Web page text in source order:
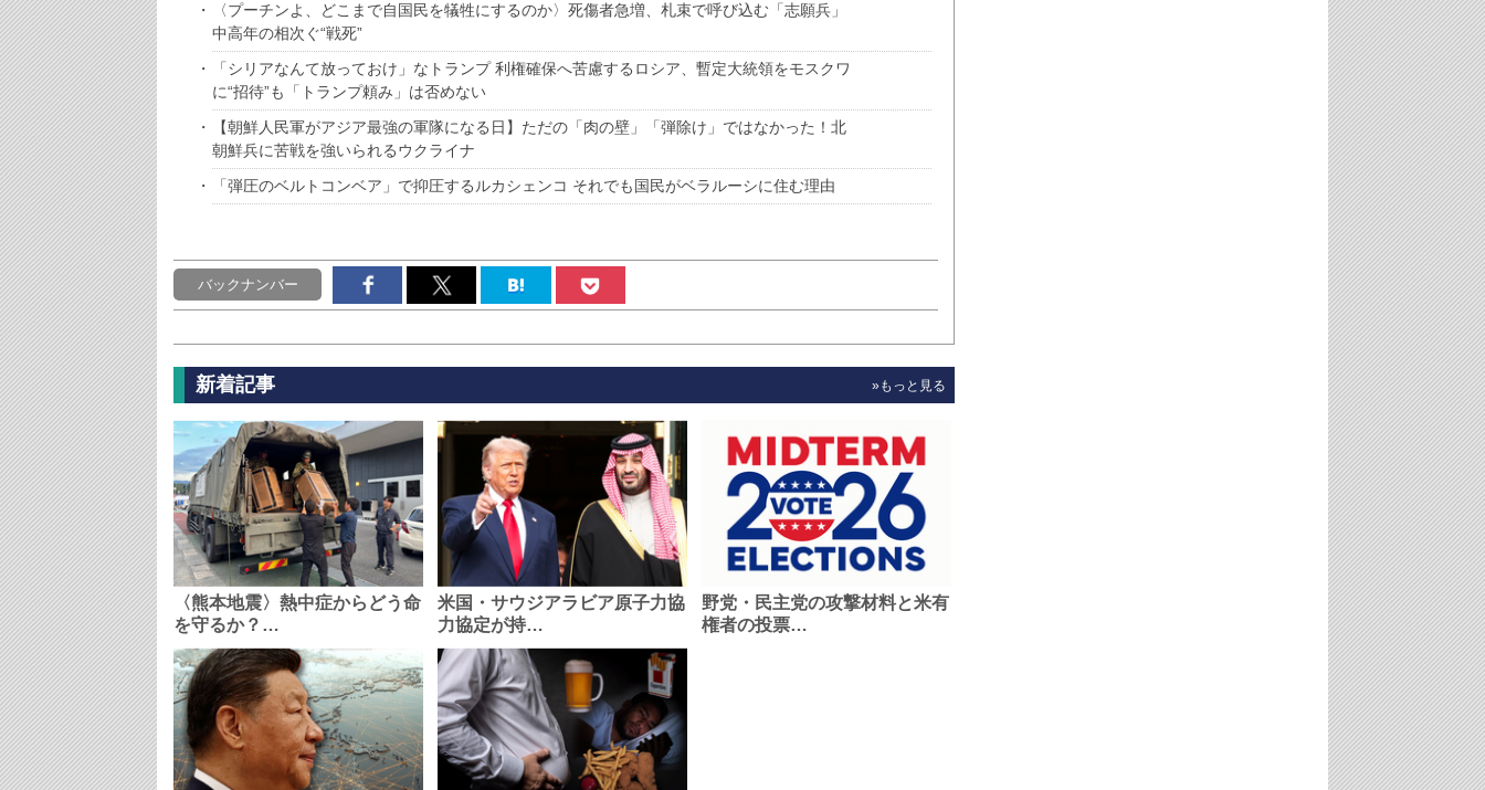
〈プーチンよ、どこまで自国民を犠牲にするのか〉死傷者急増、札束で呼び込む「志願兵」
中高年の相次ぐ“戦死”
「シリアなんて放っておけ」なトランプ 利権確保へ苦慮するロシア、暫定大統領をモスクワ
に“招待”も「トランプ頼み」は否めない
【朝鮮人民軍がアジア最強の軍隊になる日】ただの「肉の壁」「弾除け」ではなかった！北
朝鮮兵に苦戦を強いられるウクライナ
「弾圧のベルトコンベア」で抑圧するルカシェンコ それでも国民がベラルーシに住む理由
バックナンバー
新着記事 »もっと見る
〈熊本地震〉熱中症からどう命
を守るか？…
米国・サウジアラビア原子力協
力協定が持…
野党・民主党の攻撃材料と米有
権者の投票…